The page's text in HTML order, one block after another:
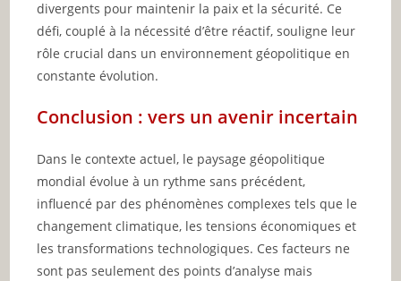
divergents pour maintenir la paix et la sécurité. Ce
défi, couplé à la nécessité d’être réactif, souligne leur
rôle crucial dans un environnement géopolitique en
constante évolution.
Conclusion : vers un avenir incertain
Dans le contexte actuel, le paysage géopolitique
mondial évolue à un rythme sans précédent,
influencé par des phénomènes complexes tels que le
changement climatique, les tensions économiques et
les transformations technologiques. Ces facteurs ne
sont pas seulement des points d’analyse mais